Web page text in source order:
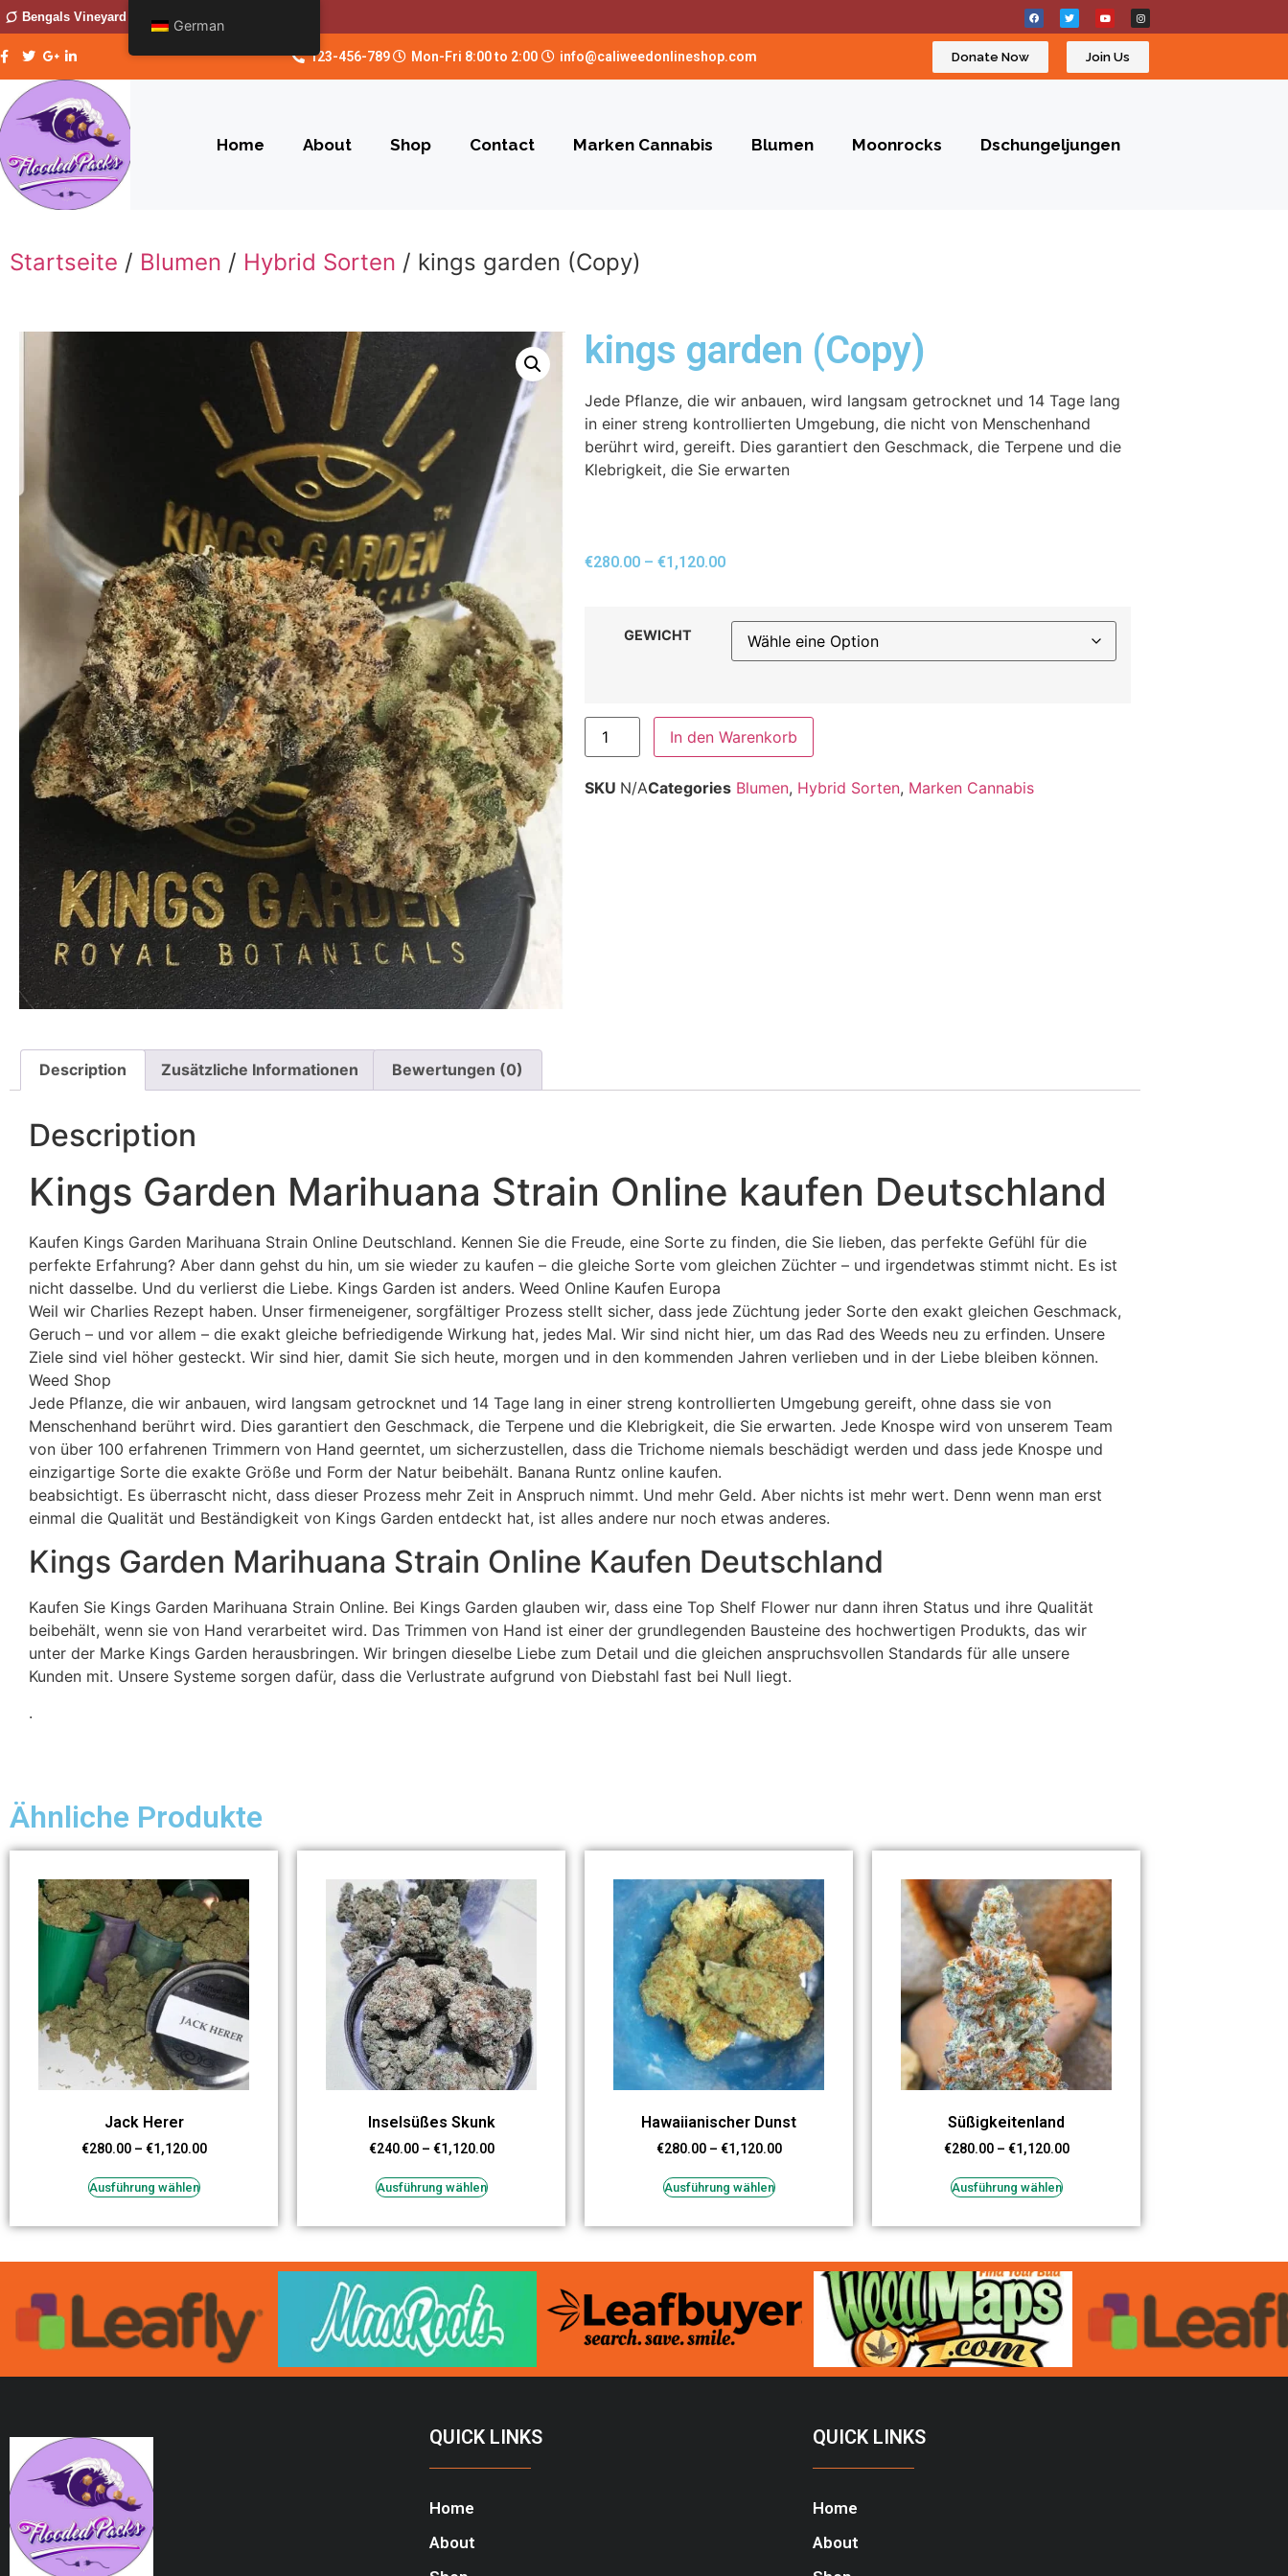
Bengals Vineyard
123-456-789 Mon-Fri 8:00 to 2:00 info@caliweedonlineshop.com Donate Now Join Us
Home About Shop Contact Marken Cannabis Blumen Moonrocks Dschungeljungen
Startseite / Blumen / Hybrid Sorten / kings garden (Copy)
kings garden (Copy)
Jede Pflanze, die wir anbauen, wird langsam getrocknet und 14 Tage lang
in einer streng kontrollierten Umgebung, die nicht von Menschenhand
berührt wird, gereift. Dies garantiert den Geschmack, die Terpene und die
Klebrigkeit, die Sie erwarten
€280.00 – €1,120.00
GEWICHT
In den Warenkorb
SKU N/ACategories Blumen, Hybrid Sorten, Marken Cannabis
Description Zusätzliche Informationen Bewertungen (0)
Description
Kings Garden Marihuana Strain Online kaufen Deutschland
Kaufen Kings Garden Marihuana Strain Online Deutschland. Kennen Sie die Freude, eine Sorte zu finden, die Sie lieben, das perfekte Gefühl für die
perfekte Erfahrung? Aber dann gehst du hin, um sie wieder zu kaufen – die gleiche Sorte vom gleichen Züchter – und irgendetwas stimmt nicht. Es ist
nicht dasselbe. Und du verlierst die Liebe. Kings Garden ist anders. Weed Online Kaufen Europa
Weil wir Charlies Rezept haben. Unser firmeneigener, sorgfältiger Prozess stellt sicher, dass jede Züchtung jeder Sorte den exakt gleichen Geschmack,
Geruch – und vor allem – die exakt gleiche befriedigende Wirkung hat, jedes Mal. Wir sind nicht hier, um das Rad des Weeds neu zu erfinden. Unsere
Ziele sind viel höher gesteckt. Wir sind hier, damit Sie sich heute, morgen und in den kommenden Jahren verlieben und in der Liebe bleiben können.
Weed Shop
Jede Pflanze, die wir anbauen, wird langsam getrocknet und 14 Tage lang in einer streng kontrollierten Umgebung gereift, ohne dass sie von
Menschenhand berührt wird. Dies garantiert den Geschmack, die Terpene und die Klebrigkeit, die Sie erwarten. Jede Knospe wird von unserem Team
von über 100 erfahrenen Trimmern von Hand geerntet, um sicherzustellen, dass die Trichome niemals beschädigt werden und dass jede Knospe und
einzigartige Sorte die exakte Größe und Form der Natur beibehält. Banana Runtz online kaufen.
beabsichtigt. Es überrascht nicht, dass dieser Prozess mehr Zeit in Anspruch nimmt. Und mehr Geld. Aber nichts ist mehr wert. Denn wenn man erst
einmal die Qualität und Beständigkeit von Kings Garden entdeckt hat, ist alles andere nur noch etwas anderes.
Kings Garden Marihuana Strain Online Kaufen Deutschland
Kaufen Sie Kings Garden Marihuana Strain Online. Bei Kings Garden glauben wir, dass eine Top Shelf Flower nur dann ihren Status und ihre Qualität
beibehält, wenn sie von Hand verarbeitet wird. Das Trimmen von Hand ist einer der grundlegenden Bausteine des hochwertigen Produkts, das wir
unter der Marke Kings Garden herausbringen. Wir bringen dieselbe Liebe zum Detail und die gleichen anspruchsvollen Standards für alle unsere
Kunden mit. Unsere Systeme sorgen dafür, dass die Verlustrate aufgrund von Diebstahl fast bei Null liegt.
.
Ähnliche Produkte
Jack Herer
€280.00 – €1,120.00
Ausführung wählen
Inselsüßes Skunk
€240.00 – €1,120.00
Ausführung wählen
Hawaiianischer Dunst
€280.00 – €1,120.00
Ausführung wählen
Süßigkeitenland
€280.00 – €1,120.00
Ausführung wählen
QUICK LINKS
Home
About
QUICK LINKS
Home
About
German